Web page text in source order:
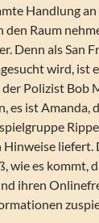
Handlung
den Raum
Denn als San
wird, ist
der Polizist Bob
es ist Amanda,
liefert.
wie es kommt,
ihren